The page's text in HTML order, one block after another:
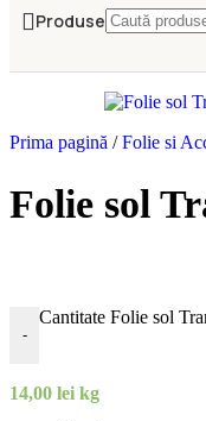
Produse
Prima pagină / Folie si
Folie sol
-
Cantitate Folie sol
14,00 lei kg